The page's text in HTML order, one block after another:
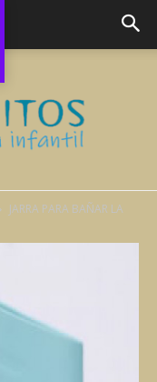
JARRA PARA BAÑAR LA